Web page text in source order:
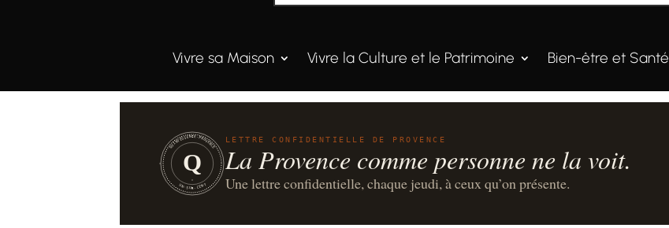
Vivre sa Maison Vivre la Culture et le Patrimoine Bien-être et Santé
QUINTESSENCE·PROVENCE
UN·SUR·CENT
Q
LETTRE CONFIDENTIELLE DE PROVENCE
La Provence comme personne ne la voit.
Une lettre confidentielle, chaque jeudi, à ceux qu’on présente.